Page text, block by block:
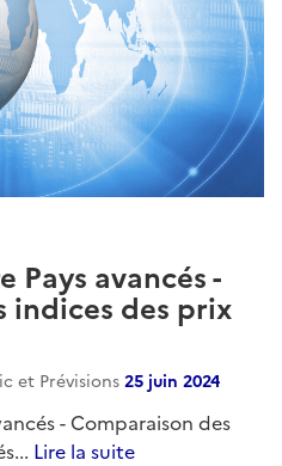
Pays avancés -
indices des prix
et Prévisions 25 juin 2024
- Comparaison des
Lire la suite